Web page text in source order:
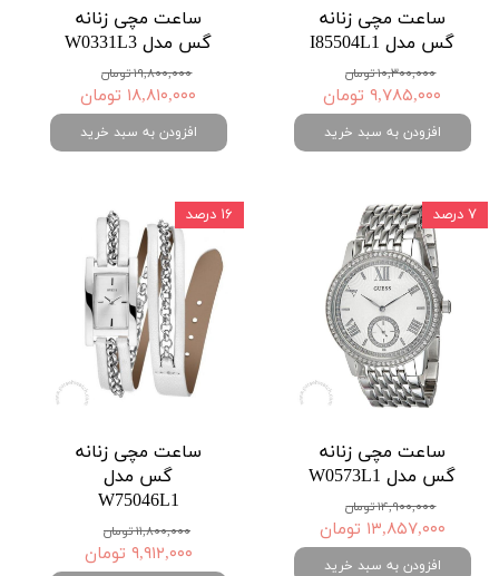
ساعت مچی زنانه
گس مدل I85504L1
۱۰,۳۰۰,۰۰۰ تومان
۹,۷۸۵,۰۰۰ تومان
افزودن به سبد خرید
ساعت مچی زنانه
گس مدل W0331L3
۱۹,۸۰۰,۰۰۰ تومان
۱۸,۸۱۰,۰۰۰ تومان
افزودن به سبد خرید
ساعت مچی زنانه
گس مدل W0573L1
۱۴,۹۰۰,۰۰۰ تومان
۱۳,۸۵۷,۰۰۰ تومان
افزودن به سبد خرید
۷ درصد
ساعت مچی زنانه
گس مدل
W75046L1
۱۱,۸۰۰,۰۰۰ تومان
۹,۹۱۲,۰۰۰ تومان
۱۶ درصد